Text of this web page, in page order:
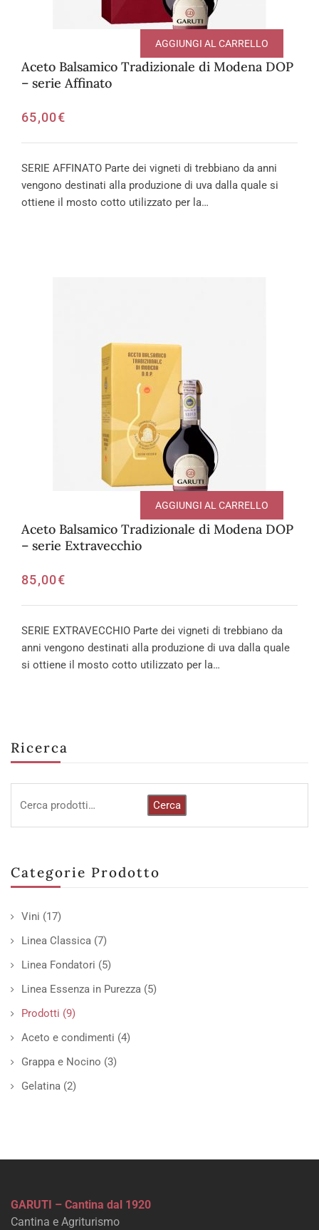
Ricerca
Cerca
Categorie Prodotto
Vini (17)
Linea Classica (7)
Linea Fondatori (5)
Linea Essenza in Purezza (5)
Prodotti (9)
Aceto e condimenti (4)
Grappa e Nocino (3)
Gelatina (2)
Aceto Balsamico Tradizionale di Modena DOP
– serie Affinato
65,00€
AGGIUNGI AL CARRELLO
SERIE AFFINATO Parte dei vigneti di trebbiano da anni
vengono destinati alla produzione di uva dalla quale si
ottiene il mosto cotto utilizzato per la…
Aceto Balsamico Tradizionale di Modena DOP
– serie Extravecchio
85,00€
AGGIUNGI AL CARRELLO
SERIE EXTRAVECCHIO Parte dei vigneti di trebbiano da
anni vengono destinati alla produzione di uva dalla quale
si ottiene il mosto cotto utilizzato per la…
GARUTI – Cantina dal 1920
Cantina e Agriturismo